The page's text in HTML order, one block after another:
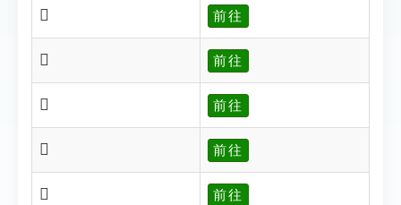
𩅎 前往
𩅏 前往
𩅐 前往
𩅒 前往
𩅓 前往